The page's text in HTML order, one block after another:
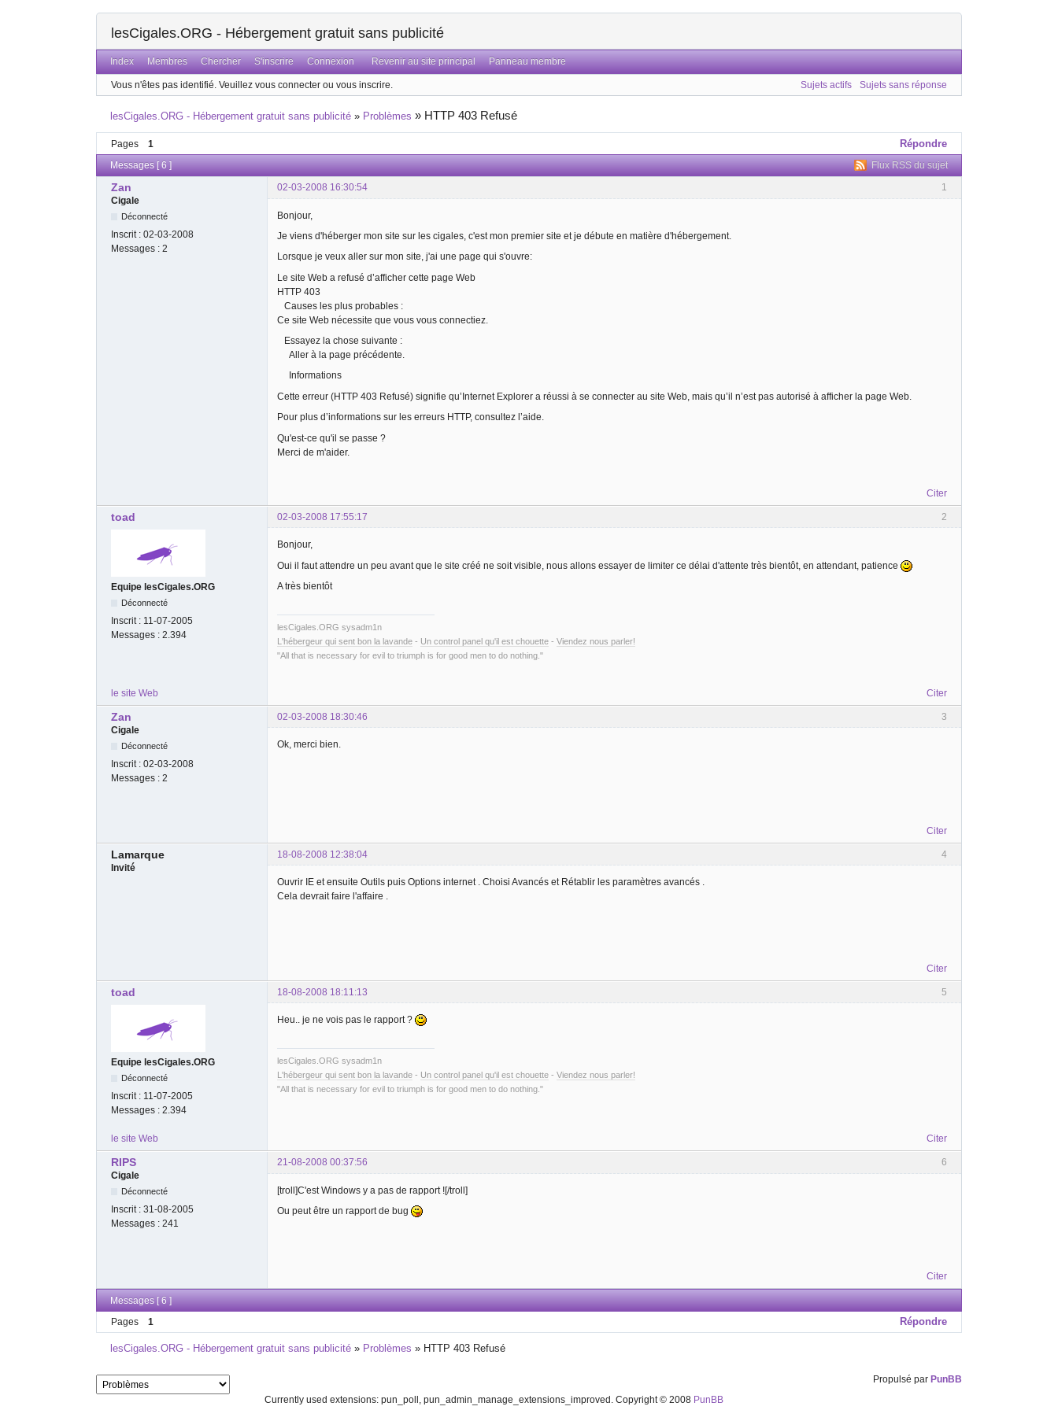
lesCigales.ORG - Hébergement gratuit sans publicité
Index Membres Chercher S'inscrire Connexion Revenir au site principal Panneau membre
Vous n'êtes pas identifié. Veuillez vous connecter ou vous inscrire. Sujets actifs Sujets sans réponse
lesCigales.ORG - Hébergement gratuit sans publicité » Problèmes » HTTP 403 Refusé
Pages 1 Répondre
Flux RSS du sujet
Messages [ 6 ]
1
Zan
02-03-2008 16:30:54
Cigale
Déconnecté
Inscrit : 02-03-2008
Messages : 2
Bonjour,
Je viens d'héberger mon site sur les cigales, c'est mon premier site et je débute en matière d'hébergement.
Lorsque je veux aller sur mon site, j'ai une page qui s'ouvre:
Le site Web a refusé d’afficher cette page Web
HTTP 403
Causes les plus probables :
Ce site Web nécessite que vous vous connectiez.
Essayez la chose suivante :
Aller à la page précédente.
Informations
Cette erreur (HTTP 403 Refusé) signifie qu’Internet Explorer a réussi à se connecter au site Web, mais qu’il n’est pas autorisé à afficher la page Web.
Pour plus d’informations sur les erreurs HTTP, consultez l’aide.
Qu'est-ce qu'il se passe ?
Merci de m'aider.
Citer
2
toad 02-03-2008 17:55:17
Equipe lesCigales.ORG
Déconnecté
Inscrit : 11-07-2005
Messages : 2.394
Bonjour,
Oui il faut attendre un peu avant que le site créé ne soit visible, nous allons essayer de limiter ce délai d'attente très bientôt, en attendant, patience
A très bientôt
lesCigales.ORG sysadm1n
L'hébergeur qui sent bon la lavande - Un control panel qu'il est chouette - Viendez nous parler!
"All that is necessary for evil to triumph is for good men to do nothing."
le site Web Citer
3
Zan
02-03-2008 18:30:46
Cigale
Déconnecté
Inscrit : 02-03-2008
Messages : 2
Ok, merci bien.
Citer
4
Lamarque
18-08-2008 12:38:04
Invité
Ouvrir IE et ensuite Outils puis Options internet . Choisi Avancés et Rétablir les paramètres avancés .
Cela devrait faire l'affaire .
Citer
5
toad 18-08-2008 18:11:13
Equipe lesCigales.ORG
Déconnecté
Inscrit : 11-07-2005
Messages : 2.394
Heu.. je ne vois pas le rapport ?
lesCigales.ORG sysadm1n
L'hébergeur qui sent bon la lavande - Un control panel qu'il est chouette - Viendez nous parler!
"All that is necessary for evil to triumph is for good men to do nothing."
le site Web Citer
6
RIPS
21-08-2008 00:37:56
Cigale
Déconnecté
Inscrit : 31-08-2005
Messages : 241
[troll]C'est Windows y a pas de rapport ![/troll]
Ou peut être un rapport de bug
Citer
Messages [ 6 ]
Pages
1 Répondre
lesCigales.ORG - Hébergement gratuit sans publicité » Problèmes » HTTP 403 Refusé
Propulsé par PunBB
Currently used extensions: pun_poll, pun_admin_manage_extensions_improved. Copyright © 2008 PunBB